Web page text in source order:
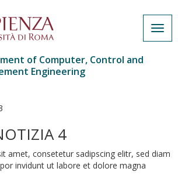
of Computer, Control and
Engineering
4
amet, consetetur sadipscing elitr, sed diam
invidunt ut labore et dolore magna